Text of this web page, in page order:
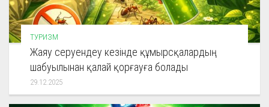
ТУРИЗМ
Жаяу серуендеу кезінде құмырсқалардың
шабуылынан қалай қорғауға болады
29.12.2025